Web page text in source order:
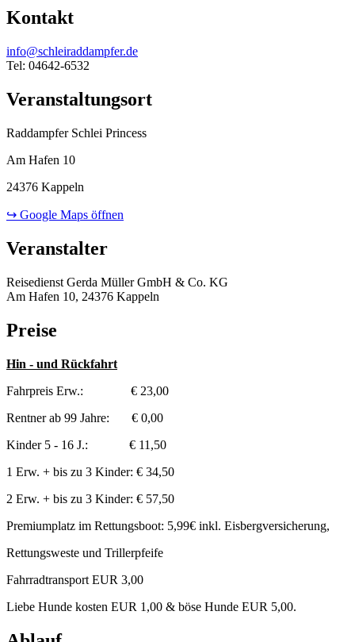
Kontakt
info@schleiraddampfer.de
Tel: 04642-6532
Veranstaltungsort
Raddampfer Schlei Princess
Am Hafen 10
24376 Kappeln
↪ Google Maps öffnen
Veranstalter
Reisedienst Gerda Müller GmbH & Co. KG
Am Hafen 10, 24376 Kappeln
Preise
Hin - und Rückfahrt
Fahrpreis Erw.: € 23,00
Rentner ab 99 Jahre: € 0,00
Kinder 5 - 16 J.: € 11,50
1 Erw. + bis zu 3 Kinder: € 34,50
2 Erw. + bis zu 3 Kinder: € 57,50
Premiumplatz im Rettungsboot: 5,99€ inkl. Eisbergversicherung,
Rettungsweste und Trillerpfeife
Fahrradtransport EUR 3,00
Liebe Hunde kosten EUR 1,00 & böse Hunde EUR 5,00.